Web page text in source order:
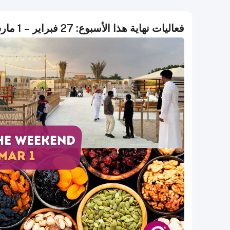
فعاليات نهاية هذا الأسبوع: 27 فبراير – 1 مارس